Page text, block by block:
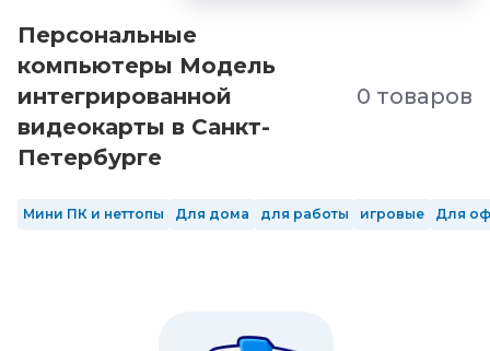
Персональные
компьютеры Модель
интегрированной
видеокарты в Санкт-
Петербургe
0 товаров
Мини ПК и неттопы Для дома для работы игровые Для